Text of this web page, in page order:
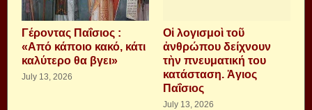
Γέροντας Παΐσιος :
«Από κάποιο κακό, κάτι
καλύτερο θα βγει»
July 13, 2026
Οἱ λογισμοὶ τοῦ
ἀνθρώπου δείχνουν
τὴν πνευματική του
κατάσταση. Ἁγιος
Παΐσιος
July 13, 2026